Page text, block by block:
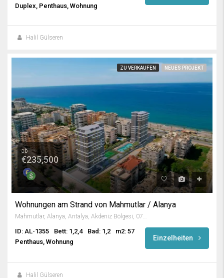
Duplex, Penthaus, Wohnung
Halil Gülseren
ZU VERKAUFEN NEUES PROJEKT
ab
€235,500
Wohnungen am Strand von Mahmutlar / Alanya
ID: AL-1355 Bett: 1,2,4 Bad: 1,2
m2: 57
Penthaus, Wohnung
Einzelheiten
Halil Gülseren